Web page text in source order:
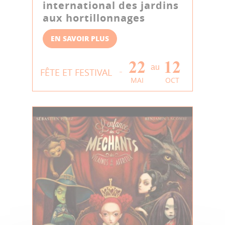
international des jardins
aux hortillonnages
EN SAVOIR PLUS
FÊTE ET FESTIVAL 22
MAI
au 12
OCT